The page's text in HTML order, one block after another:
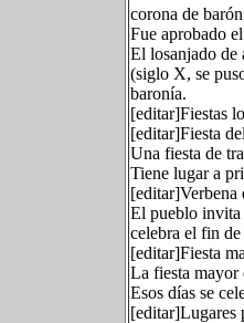
corona de
Fue aprobado
El losanjado de
(siglo X, se
baronía.
[editar]Fiestas
[editar]Fiesta
Una fiesta de
Tiene lugar a
[editar]Verbena
El pueblo invita
celebra el fin
[editar]Fiesta
La fiesta mayor
Esos días se
[editar]Lugares